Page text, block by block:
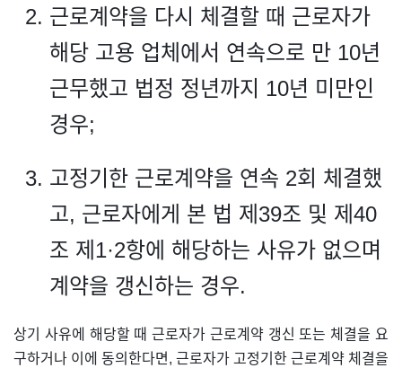
근로계약을 다시 체결할 때 근로자가
해당 고용 업체에서 연속으로 만 10년
근무했고 법정 정년까지 10년 미만인
경우;
고정기한 근로계약을 연속 2회 체결했
고, 근로자에게 본 법 제39조 및 제40
조 제1·2항에 해당하는 사유가 없으며
계약을 갱신하는 경우.
상기 사유에 해당할 때 근로자가 근로계약 갱신 또는 체결을 요
구하거나 이에 동의한다면, 근로자가 고정기한 근로계약 체결을